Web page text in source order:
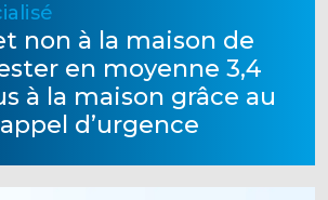
non à la maison de
en moyenne 3,4
à la maison grâce au
d’urgence